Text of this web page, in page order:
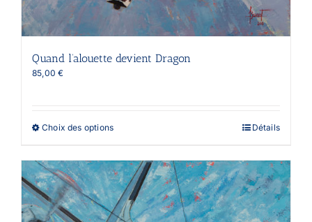
Quand l’alouette devient Dragon
85,00€
Choix des optionsCe
plusieurs
variations.
Les
options
peuvent
Détails